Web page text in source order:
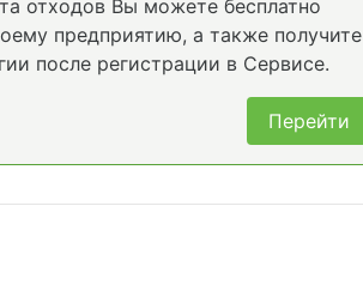
отходов Вы можете бесплатно
предприятию, а также получите
после регистрации в Сервисе.
Перейти